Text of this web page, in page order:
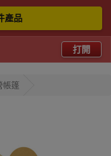
產品
打開
帳篷